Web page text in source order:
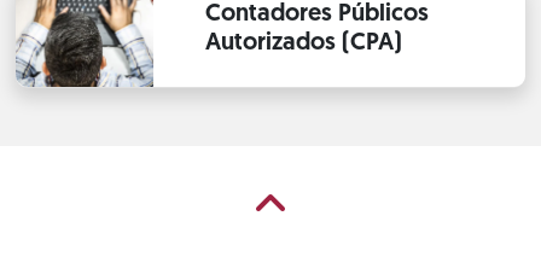
Contadores Públicos
Autorizados (CPA)